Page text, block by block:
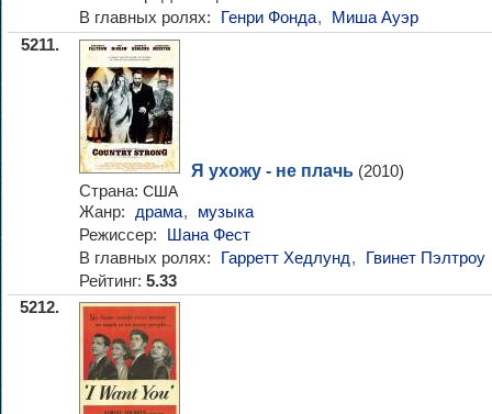
В главных ролях:
Генри Фонда, Миша Ауэр
5211.
Я ухожу - не плачь (2010)
Страна: США
Жанр: драма,
музыка
Режиссер:
Шана Фест
В главных ролях:
Гарретт Хедлунд,
Гвинет Пэлтроу
Рейтинг: 5.33
5212.